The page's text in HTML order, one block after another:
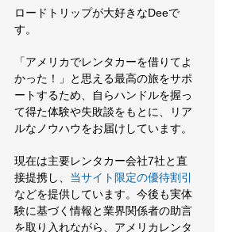
ロードトリップが大好きなDeeで
す。
「アメリカでレンタカーを借りてよ
かった！」と思える最高の旅をサポ
ートするため、自らハンドルを握っ
て得た体験や失敗談をもとに、リア
ルなノウハウをお届けしています。
現在は主要レンタカー会社7社と直
接提携し、 当サイト限定の優待割引
などを提供しています。今後も実体
験に基づく情報と業界関係者の助言
を取り入れながら、アメリカレンタ